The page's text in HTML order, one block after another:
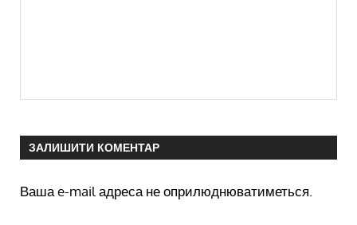
ЗАЛИШИТИ КОМЕНТАР
Ваша e-mail адреса не оприлюднюватиметься.